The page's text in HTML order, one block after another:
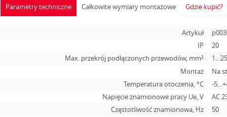
Parametry techniczne
Artykuł
IP
20
Max. przekrój podłączonych przewodów, mm²
Montaż
Na
Temperatura otoczenia, °С
-
Napięcie znamionowe pracy Ue, V
АС
Częstotliwość znamionowa, Hz
50
Całkowite wymiary montażowe Gdzie kupić?